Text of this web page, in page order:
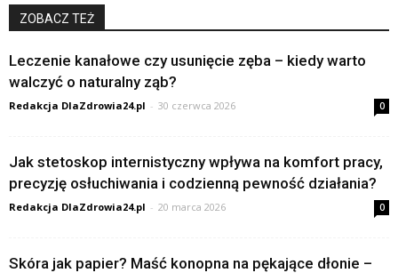
ZOBACZ TEŻ
Leczenie kanałowe czy usunięcie zęba – kiedy warto
walczyć o naturalny ząb?
Redakcja DlaZdrowia24.pl - 30 czerwca 2026 0
Jak stetoskop internistyczny wpływa na komfort pracy,
precyzję osłuchiwania i codzienną pewność działania?
Redakcja DlaZdrowia24.pl - 20 marca 2026 0
Skóra jak papier? Maść konopna na pękające dłonie –